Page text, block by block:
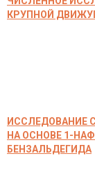
КРУПНОЙ
ИССЛЕДОВАНИЕ
НА ОСНОВЕ 1-
БЕНЗАЛЬДЕГИДА